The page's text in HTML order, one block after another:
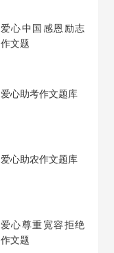
爱心中国感恩励志
作文题
爱心助考作文题库
爱心助农作文题库
爱心尊重宽容拒绝
作文题